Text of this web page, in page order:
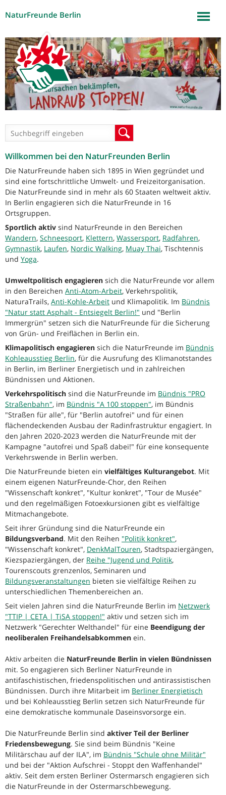
NaturFreunde Berlin
Suchformular
Willkommen bei den NaturFreunden Berlin
Die NaturFreunde haben sich 1895 in Wien gegründet und
sind eine fortschrittliche Umwelt- und Freizeitorganisation.
Die NaturFreunde sind in mehr als 60 Staaten weltweit aktiv.
In Berlin engagieren sich die NaturFreunde in 16
Ortsgruppen.
Sportlich aktiv sind NaturFreunde in den Bereichen
Wandern, Schneesport, Klettern, Wassersport, Radfahren,
Gymnastik, Laufen, Nordic Walking, Muay Thai, Tischtennis
und Yoga.
Umweltpolitisch engagieren sich die NaturFreunde vor allem
in den Bereichen Anti-Atom-Arbeit, Verkehrspolitik,
NaturaTrails, Anti-Kohle-Arbeit und Klimapolitik. Im Bündnis
"Natur statt Asphalt - Entsiegelt Berlin!" und "Berlin
Immergrün" setzen sich die NaturFreunde für die Sicherung
von Grün- und Freiflächen in Berlin ein.
Klimapolitisch engagieren sich die NaturFreunde im Bündnis
Kohleausstieg Berlin, für die Ausrufung des Klimanotstandes
in Berlin, im Berliner Energietisch und in zahlreichen
Bündnissen und Aktionen.
Verkehrspolitisch sind die NaturFreunde im Bündnis "PRO
Straßenbahn", im Bündnis "A 100 stoppen", im Bündnis
"Straßen für alle", für "Berlin autofrei" und für einen
flächendeckenden Ausbau der Radinfrastruktur engagiert. In
den Jahren 2020-2023 werden die NaturFreunde mit der
Kampagne "autofrei und Spaß dabei!" für eine konsequente
Verkehrswende in Berlin werben.
Die NaturFreunde bieten ein vielfältiges Kulturangebot. Mit
einem eigenen NaturFreunde-Chor, den Reihen
"Wissenschaft konkret", "Kultur konkret", "Tour de Musée"
und den regelmäßigen Fotoexkursionen gibt es vielfältige
Mitmachangebote.
Seit ihrer Gründung sind die NaturFreunde ein
Bildungsverband. Mit den Reihen "Politik konkret",
"Wissenschaft konkret", DenkMalTouren, Stadtspaziergängen,
Kiezspaziergängen, der Reihe "Jugend und Politik,
Tourenscouts grenzenlos, Seminaren und
Bildungsveranstaltungen bieten sie vielfältige Reihen zu
unterschiedlichen Themenbereichen an.
Seit vielen Jahren sind die NaturFreunde Berlin im Netzwerk
"TTIP | CETA | TiSA stoppen!" aktiv und setzen sich im
Netzwerk "Gerechter Welthandel" für eine Beendigung der
neoliberalen Freihandelsabkommen ein.
Aktiv arbeiten die NaturFreunde Berlin in vielen Bündnissen
mit. So engagieren sich Berliner NaturFreunde in
antifaschistischen, friedenspolitischen und antirassistischen
Bündnissen. Durch ihre Mitarbeit im Berliner Energietisch
und bei Kohleausstieg Berlin setzen sich NaturFreunde für
eine demokratische kommunale Daseinsvorsorge ein.
Die NaturFreunde Berlin sind aktiver Teil der Berliner
Friedensbewegung. Sie sind beim Bündnis "Keine
Militärschau auf der ILA", im Bündnis "Schule ohne Militär"
und bei der "Aktion Aufschrei - Stoppt den Waffenhandel"
aktiv. Seit dem ersten Berliner Ostermarsch engagieren sich
die NaturFreunde in der Ostermarschbewegung.